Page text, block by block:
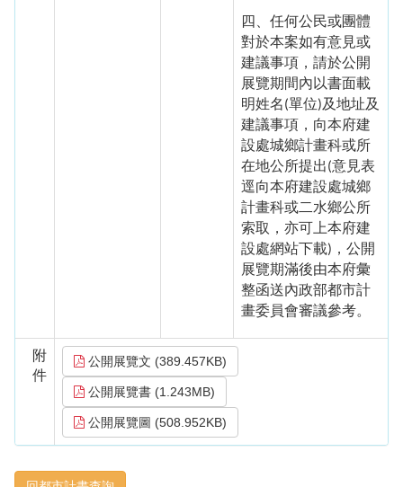
四、任何公民或團體
對於本案如有意見或
建議事項，請於公開
展覽期間內以書面載
明姓名(單位)及地址及
建議事項，向本府建
設處城鄉計畫科或所
在地公所提出(意見表
逕向本府建設處城鄉
計畫科或二水鄉公所
索取，亦可上本府建
設處網站下載) ，公開
展覽期滿後由本府彙
整函送內政部都市計
畫委員會審議參考。
附
件
公開展覽文 (389.457KB)
公開展覽書 (1.243MB)
公開展覽圖 (508.952KB)